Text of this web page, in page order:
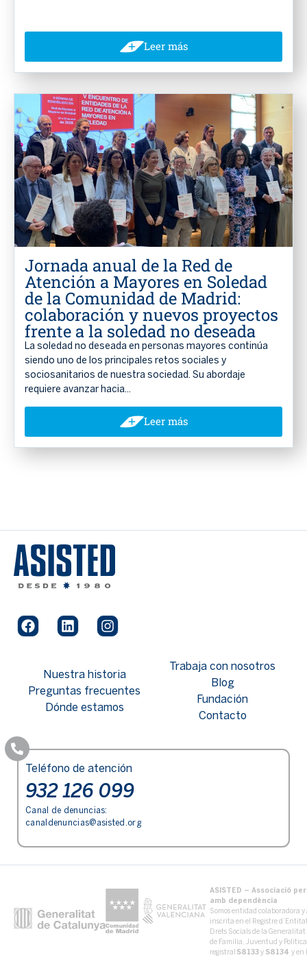
Leer más
Jornada anual de la Red de
Atención a Mayores en Soledad
de la Comunidad de Madrid:
colaboración y nuevos proyectos
frente a la soledad no deseada
La soledad no deseada en personas mayores continúa
siendo uno de los principales retos sociales y
sociosanitarios de nuestra sociedad. Su abordaje
requiere avanzar hacia...
Leer más
Nuestra historia
Preguntas frecuentes
Dónde estamos
Trabaja con nosotros
Blog
Fundación
Contacto
Teléfono de atención
932 126 099
Canal de denuncias:
canaldenuncias@asisted.org
ASISTED – Associació
amb dependència
Somos entidad colaboradora
inscrita en el Registre
Drets Socials de la
de Familia, Juventud y
registral
S8133y S8134 y en